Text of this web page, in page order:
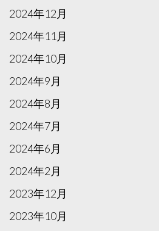
2024年12月
2024年11月
2024年10月
2024年9月
2024年8月
2024年7月
2024年6月
2024年2月
2023年12月
2023年10月